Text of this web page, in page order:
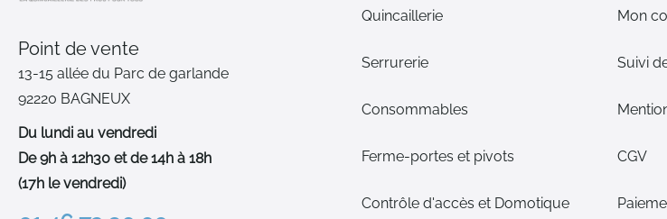
Point de vente
13-15 allée du Parc de garlande
92220 BAGNEUX
Du lundi au vendredi
De 9h à 12h30 et de 14h à 18h
(17h le vendredi)
Quincaillerie
Serrurerie
Consommables
Ferme-portes et pivots
Contrôle d'accès et Domotique
Mon
Suivi
CGV